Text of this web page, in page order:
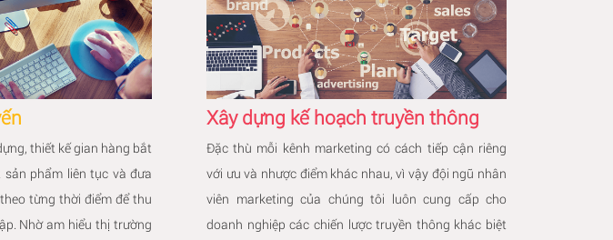
thiết kế gian hàng bắt
sản phẩm liên tục và đưa
từng thời điểm để thu
Nhờ am hiểu thị trường
Xây dựng kế hoạch truyền thông
Đặc thù mỗi kênh marketing có cách tiếp cận riêng
với ưu và nhược điểm khác nhau, vì vậy đội ngũ nhân
viên marketing của chúng tôi luôn cung cấp cho
doanh nghiệp các chiến lược truyền thông khác biệt